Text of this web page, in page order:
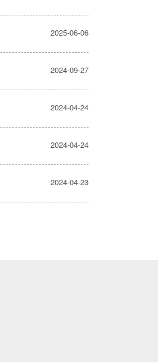
2025-06-06
2024-09-27
2024-04-24
2024-04-24
2024-04-23